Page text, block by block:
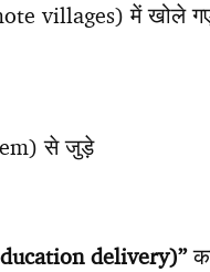
villages) में खोले
से जुड़े
delivery)”